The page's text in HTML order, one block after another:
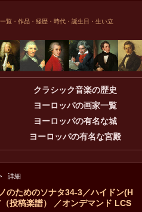
覧・作品・経歴・時代・誕生日・生い立
クラシック音楽の歴史
ヨーロッパの画家一覧
ヨーロッパの有名な城
ヨーロッパの有名な宮殿
詳細
のためのソナタ34-3／ハイドン(H
投稿楽譜） ／オンデマンド LCS